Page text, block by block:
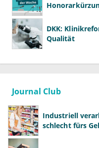
DKK:
Qualität
Journal Club
Industriell
schlecht fürs